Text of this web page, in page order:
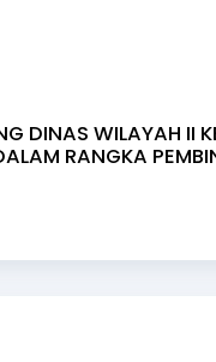
DINAS WILAYAH II
RANGKA